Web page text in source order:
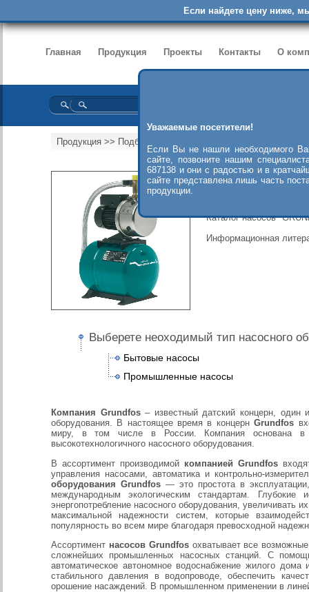
Уважаемые посетители!
Если Вы не нашли необходимого
сайте, позвоните нашим
687138 и они с радостью и в
сайте представлена лишь часть
продукции.
Если найдете цену ниже,
Главная Продукция Проекты Контакты О
Продукция >> Подбор насосов
О компании
Каталог насосов
Информационная
Выберете неоходимый тип насосного
Бытовые насосы
Промышленные насосы
Компания Grundfos– известный датский концерн, один
оборудования. В настоящее время в концернGrundfos
миру, в том числе в России. Компания основана
высокотехнологичного насосного оборудования.
В ассортимент производимой компанией Grundfos
управления насосами, автоматика и контрольно-
оборудования Grundfos— это простота в эксплуатации,
международным экологическим стандартам.
энергопотребление насосного оборудования, увеличивать
максимальной надежности систем, которые
популярность во всем мире благодаря превосходной
Ассортимент насосов Grundfosохватывает все
сложнейших промышленных насосных станций. С
автоматическое автономное водоснабжение жилого
стабильного давления в водопроводе, обеспечить
орошение насаждений. В промышленном применении в